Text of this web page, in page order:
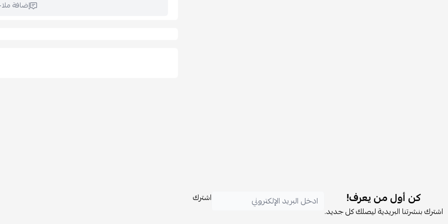
مثالية لغرف النوم أو غرف المعيشة أو المداخل.إضافة
كن أول من يعرف!
اشترك بنشرتنا البريدية ليصلك كل جديد.
اشترك